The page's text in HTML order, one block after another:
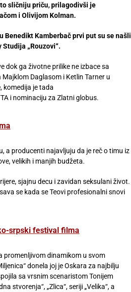
sličniju priču, prilagodivši je
i Olivijom Kolman.
Benedikt Kamberbač prvi put su se našli
„Rouzovi“.
dok ga životne prilike ne izbace sa
Daglasom i Ketlin Tarner u
komedija je tada
i nominaciju za Zlatni globus.
a producenti najavljuju da je reč o timu iz
velikih i manjih budžeta.
sjajnu decu i zavidan seksulani život.
se kada se Teovi profesionalni snovi
srpski festival filma
promenljivom dinamikom u svom
donela joj je Oskara za najbilju
sa vrsnim scenaristom Tonijem
stvorenja“, „Zlica“, seriji „Velika“, a